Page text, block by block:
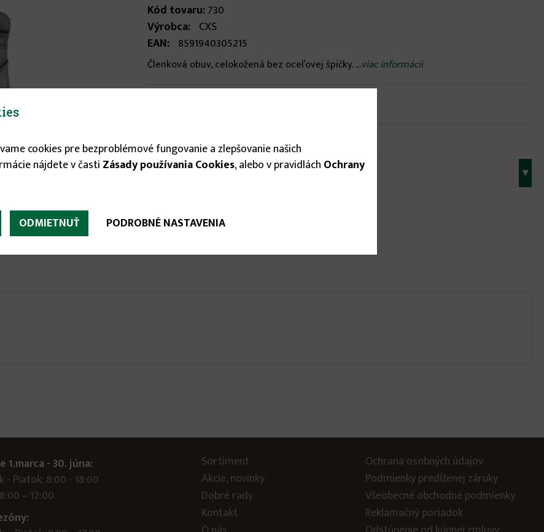
Kód tovaru:730
Výrobca: CXS
EAN: 8591940305215
Členková obuv, celokožená bez oceľovej špičky. ...viac informácií
Veľkosť
43
▾
49.88 €
1.marca - 30. júna:
- Piatok: 8:00 - 18:00
– 12:00
Sortiment
Akcie, novinky
Dobré rady
Kontakt
Ochrana osobných údajov
Podmienky predĺženej záruky
Všeobecné obchodné podmienky
Reklamačný poriadok
cookies pre bezproblémové fungovanie a zlepšovanie našich
nájdete v časti Zásady používania Cookies, alebo v pravidlách Ochrany
ODMIETNUŤ PODROBNÉ NASTAVENIA